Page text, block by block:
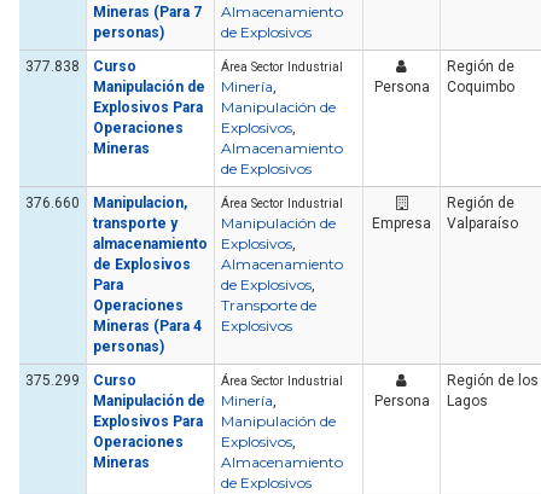
Mineras (Para 7
personas)
Almacenamiento
de Explosivos
377.838
Curso
Manipulación de
Explosivos Para
Operaciones
Mineras
Área Sector Industrial
Minería,
Manipulación de
Explosivos,
Almacenamiento
de Explosivos
Persona
Región de
Coquimbo
376.660
Manipulacion,
transporte y
almacenamiento
de Explosivos
Para
Operaciones
Mineras (Para 4
personas)
Área Sector Industrial
Manipulación de
Explosivos,
Almacenamiento
de Explosivos,
Transporte de
Explosivos
Empresa
Región de
Valparaíso
375.299
Curso
Manipulación de
Explosivos Para
Operaciones
Mineras
Área Sector Industrial
Minería,
Manipulación de
Explosivos,
Almacenamiento
de Explosivos
Persona
Región de los
Lagos